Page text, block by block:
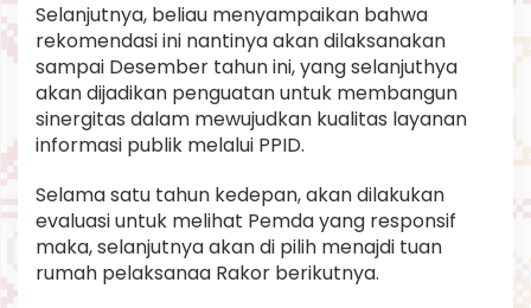
Selanjutnya, beliau menyampaikan bahwa
rekomendasi ini nantinya akan dilaksanakan
sampai Desember tahun ini, yang selanjuthya
akan dijadikan penguatan untuk membangun
sinergitas dalam mewujudkan kualitas layanan
informasi publik melalui PPID.
Selama satu tahun kedepan, akan dilakukan
evaluasi untuk melihat Pemda yang responsif
maka, selanjutnya akan di pilih menajdi tuan
rumah pelaksanaa Rakor berikutnya.